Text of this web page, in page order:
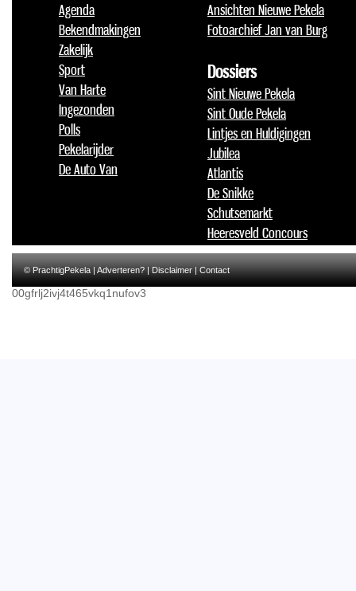
Agenda
Bekendmakingen
Zakelijk
Sport
Van Harte
Ingezonden
Polls
Pekelarijder
De Auto Van
Ansichten Nieuwe Pekela
Fotoarchief Jan van Burg
Dossiers
Sint Nieuwe Pekela
Sint Oude Pekela
Lintjes en Huldigingen
Jubilea
Atlantis
De Snikke
Schutsemarkt
Heeresveld Concours
© PrachtigPekela |Adverteren?|Disclaimer|Contact
00gfrlj2ivj4t465vkq1nufov3